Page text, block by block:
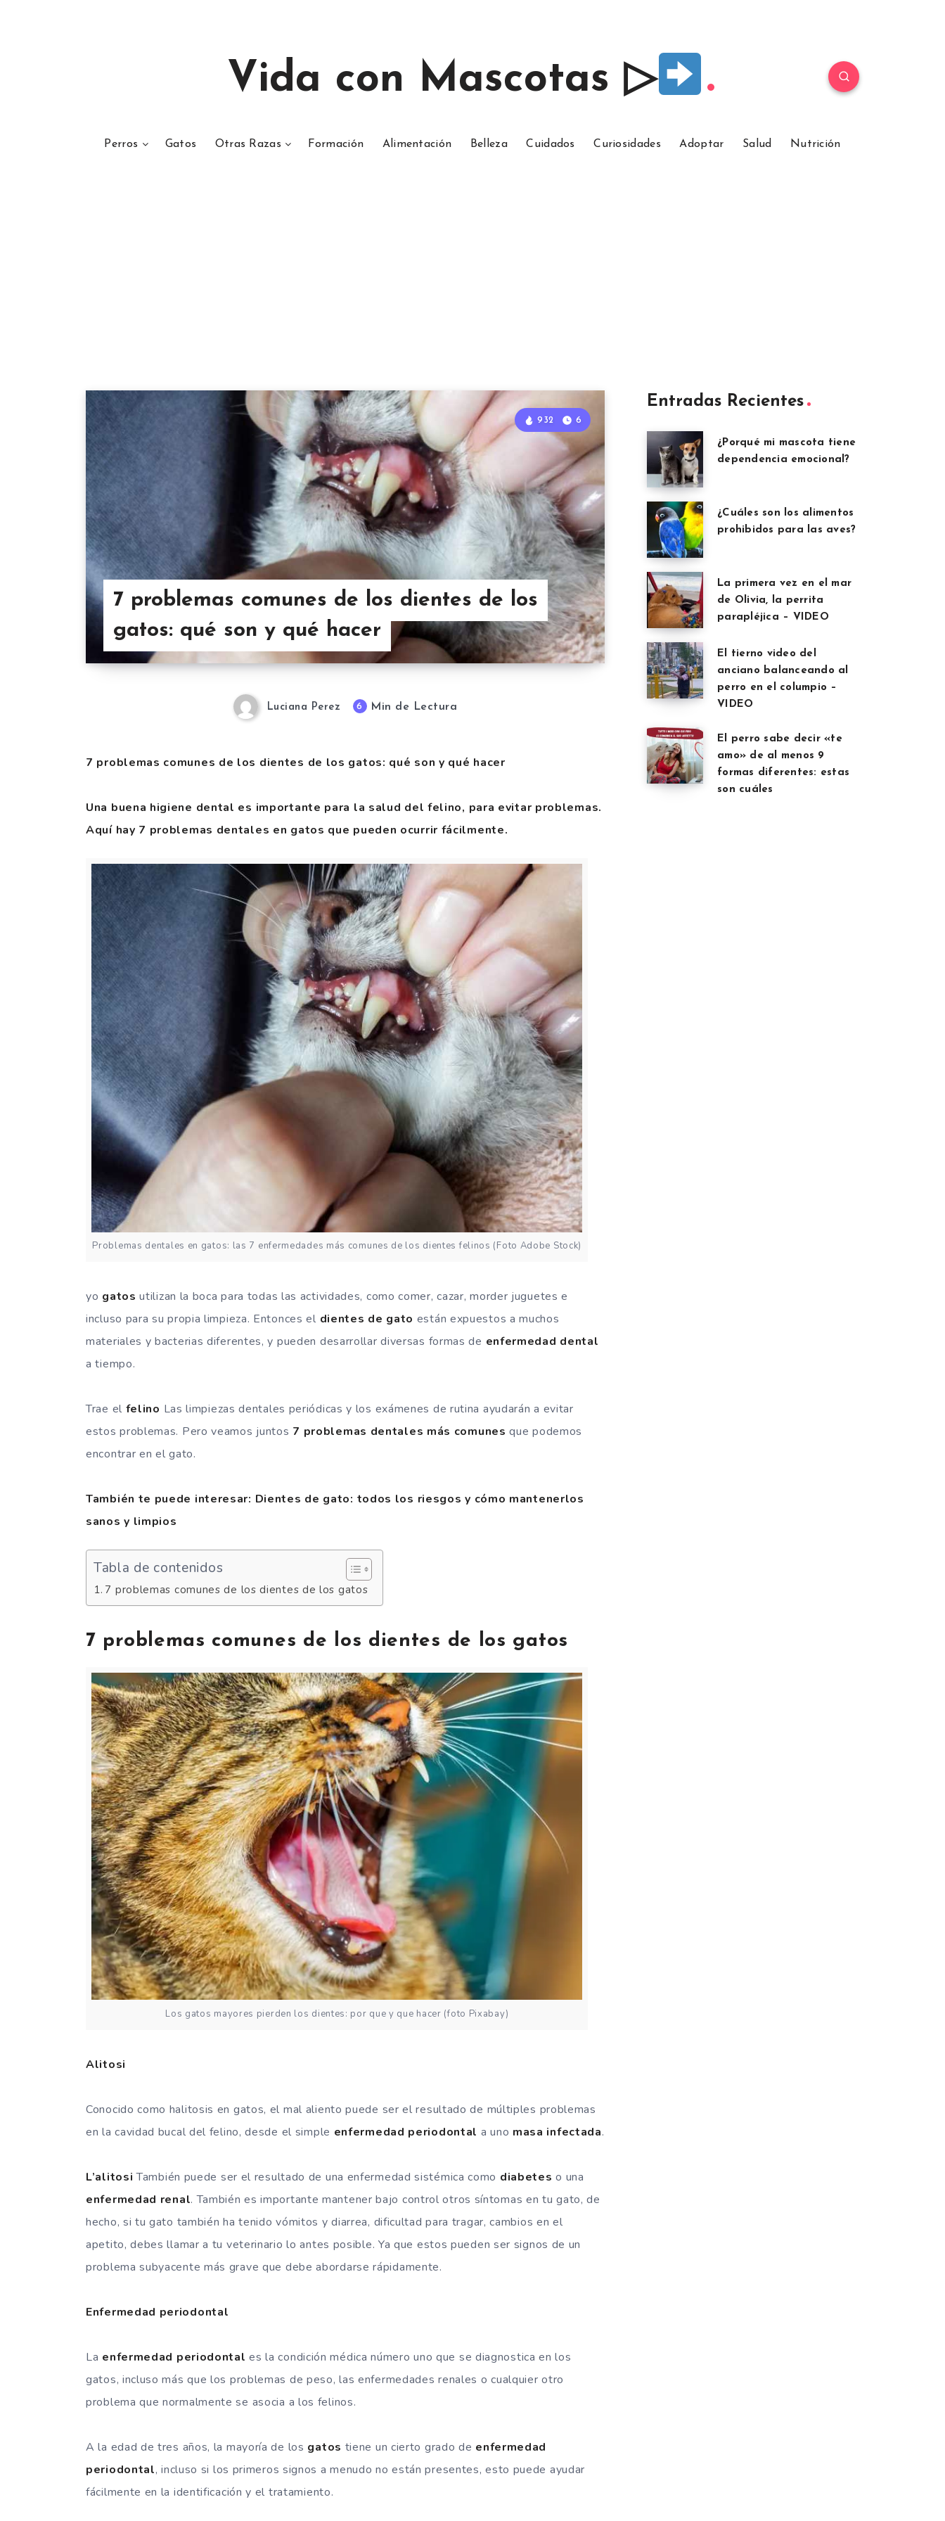
Vida con Mascotas ▷
Perros Gatos Otras Razas Formación Alimentación Belleza Cuidados Curiosidades Adoptar Salud Nutrición
7 problemas comunes de los dientes de los
gatos: qué son y qué hacer
932 6
Luciana Perez 6 Min de Lectura
7 problemas comunes de los dientes de los gatos: qué son y qué hacer
Una buena higiene dental es importante para la salud del felino, para evitar problemas.
Aquí hay 7 problemas dentales en gatos que pueden ocurrir fácilmente.
Problemas dentales en gatos: las 7 enfermedades más comunes de los dientes felinos (Foto Adobe Stock)
yo gatos utilizan la boca para todas las actividades, como comer, cazar, morder juguetes e
incluso para su propia limpieza. Entonces el dientes de gato están expuestos a muchos
materiales y bacterias diferentes, y pueden desarrollar diversas formas de enfermedad dental
a tiempo.
Trae el felino Las limpiezas dentales periódicas y los exámenes de rutina ayudarán a evitar
estos problemas. Pero veamos juntos 7 problemas dentales más comunes que podemos
encontrar en el gato.
También te puede interesar: Dientes de gato: todos los riesgos y cómo mantenerlos
sanos y limpios
Tabla de contenidos
7 problemas comunes de los dientes de los gatos
7 problemas comunes de los dientes de los gatos
Los gatos mayores pierden los dientes: por que y que hacer (foto Pixabay)
Alitosi
Conocido como halitosis en gatos, el mal aliento puede ser el resultado de múltiples problemas
en la cavidad bucal del felino, desde el simple enfermedad periodontal a uno masa infectada.
L’alitosi También puede ser el resultado de una enfermedad sistémica como diabetes o una
enfermedad renal. También es importante mantener bajo control otros síntomas en tu gato, de
hecho, si tu gato también ha tenido vómitos y diarrea, dificultad para tragar, cambios en el
apetito, debes llamar a tu veterinario lo antes posible. Ya que estos pueden ser signos de un
problema subyacente más grave que debe abordarse rápidamente.
Enfermedad periodontal
La enfermedad periodontal es la condición médica número uno que se diagnostica en los
gatos, incluso más que los problemas de peso, las enfermedades renales o cualquier otro
problema que normalmente se asocia a los felinos.
A la edad de tres años, la mayoría de los gatos tiene un cierto grado de enfermedad
periodontal, incluso si los primeros signos a menudo no están presentes, esto puede ayudar
fácilmente en la identificación y el tratamiento.
Entradas Recientes
¿Porqué mi mascota tiene
dependencia emocional?
¿Cuáles son los alimentos
prohibidos para las aves?
La primera vez en el mar
de Olivia, la perrita
parapléjica – VIDEO
El tierno video del
anciano balanceando al
perro en el columpio –
VIDEO
El perro sabe decir «te
amo» de al menos 9
formas diferentes: estas
son cuáles